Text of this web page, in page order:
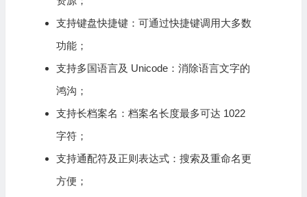
支持键盘快捷键：可通过快捷键调用大多数
功能；
支持多国语言及 Unicode：消除语言文字的
鸿沟；
支持长档案名：档案名长度最多可达 1022
字符；
支持通配符及正则表达式：搜索及重命名更
方便；